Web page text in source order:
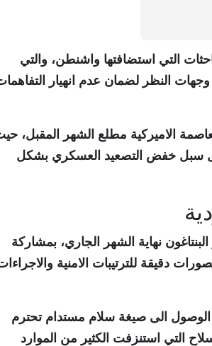
التي استضافتها واشنطن، والتي
النظر لضمان عدم انهيار
الاميركية مطلع الشهر المقبل،
سبل خفض التصعيد العسكري بشكل
نهاية الشهر الجاري، بمشاركة
دقيقة للترتيبات الامنية
الوصول الى صيغة سلام مستدام تحترم
التي استنزفت الكثير من الموارد